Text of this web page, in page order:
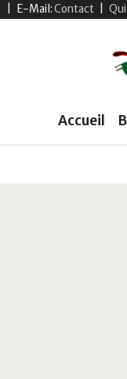
E-Mail:Contact
Accueil